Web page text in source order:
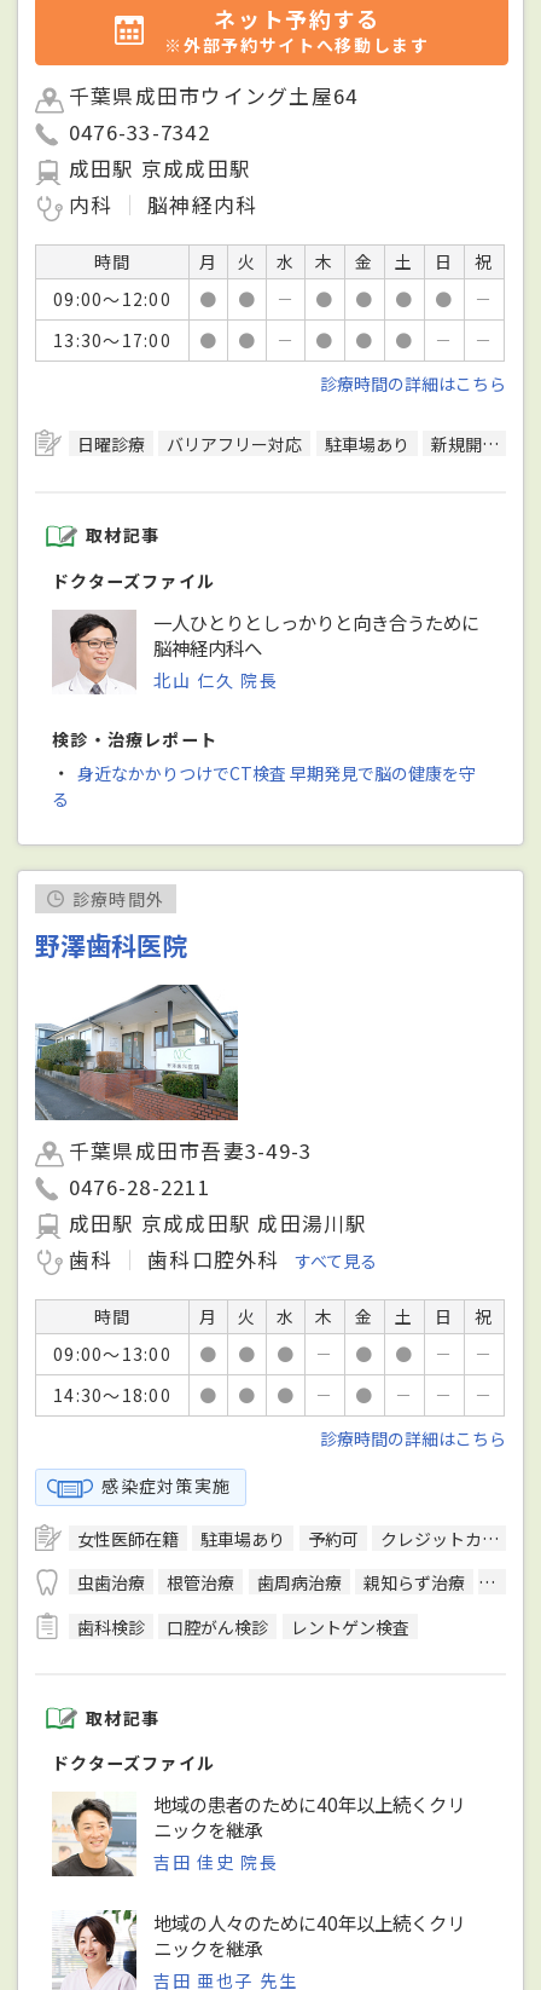
ネット予約する
※外部予約サイトへ移動します
千葉県成田市ウイング土屋64
0476-33-7342
成田駅 京成成田駅
内科
脳神経内科
時間 月 火 水 木 金 土 日
祝
09:00～12:00
● ● － ● ● ● ●
－
13:30～17:00
● ● － ● ● ● －
－
診療時間の詳細はこちら
日曜診療 バリアフリー対応 駐車場あり 新規開院
取材記事
ドクターズファイル
一人ひとりとしっかりと向き合うために
脳神経内科へ
北山 仁久 院長
検診・治療レポート
・ 身近なかかりつけでCT検査 早期発見で脳の健康を守
る
診療時間外
野澤歯科医院
千葉県成田市吾妻3-49-3
0476-28-2211
成田駅 京成成田駅 成田湯川駅
歯科
歯科口腔外科 すべて見る
時間 月 火 水 木 金 土 日
祝
09:00～13:00
● ● ● － ● ● －
－
14:30～18:00
● ● ● － ● － －
－
診療時間の詳細はこちら
感染症対策実施
女性医師在籍 駐車場あり 予約可
クレジットカード対応
虫歯治療
根管治療 歯周病治療 親知らず治療
顎関
歯科検診
口腔がん検診 レントゲン検査
取材記事
ドクターズファイル
地域の患者のために40年以上続くクリ
ニックを継承
吉田 佳史 院長
地域の人々のために40年以上続くクリ
ニックを継承
吉田 亜也子 先生